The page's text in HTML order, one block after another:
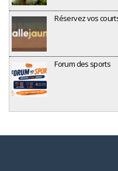
Réservez vos
Forum des sports